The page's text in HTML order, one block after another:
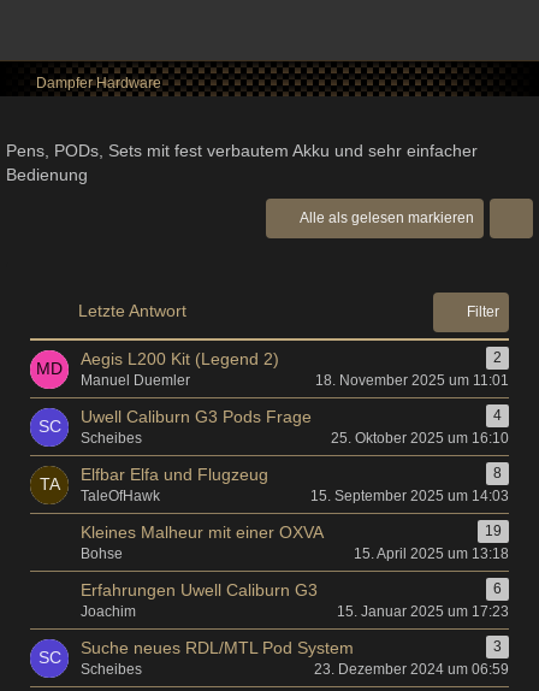
Dampfer Hardware
Pens, PODs, Sets mit fest verbautem Akku und sehr einfacher
Bedienung
Alle als gelesen markieren
Letzte Antwort Filter
Aegis L200 Kit (Legend 2)
2
Manuel Duemler
18. November 2025 um 11:01
Uwell Caliburn G3 Pods Frage
4
Scheibes
25. Oktober 2025 um 16:10
Elfbar Elfa und Flugzeug
8
TaleOfHawk
15. September 2025 um 14:03
Kleines Malheur mit einer OXVA
19
Bohse
15. April 2025 um 13:18
Erfahrungen Uwell Caliburn G3
6
Joachim
15. Januar 2025 um 17:23
Suche neues RDL/MTL Pod System
3
Scheibes
23. Dezember 2024 um 06:59